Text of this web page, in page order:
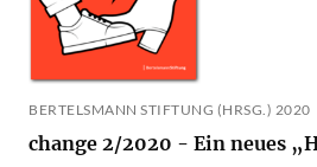
BERTELSMANN STIFTUNG (HRSG.) 2020
change 2/2020 - Ein neues